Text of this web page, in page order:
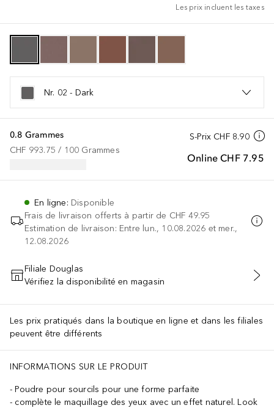
Les prix incluent les taxes
Nr. 02 - Dark
S-Prix CHF 8.90
Online CHF 7.95
0.8 Grammes
CHF 993.75 / 100 Grammes
En ligne: Disponible
Frais de livraison offerts à partir de CHF 49.95
Estimation de livraison: Entre lun., 10.08.2026 et mer.,
12.08.2026
AJOUTER AU PANIER
Filiale Douglas
Vérifiez la disponibilité en magasin
Les prix pratiqués dans la boutique en ligne et dans les filiales
peuvent être différents
INFORMATIONS SUR LE PRODUIT
Poudre pour sourcils pour une forme parfaite
complète le maquillage des yeux avec un effet naturel. Look